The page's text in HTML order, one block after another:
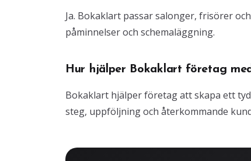
Ja. Bokaklart passar salonger, frisörer
påminnelser och schemaläggning.
Hur hjälper Bokaklart företag
Bokaklart hjälper företag att skapa ett
steg, uppföljning och återkommande